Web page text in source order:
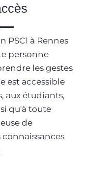
PSC1 à Rennes
personne
les gestes
est accessible
aux étudiants,
qu'à toute
de
connaissances